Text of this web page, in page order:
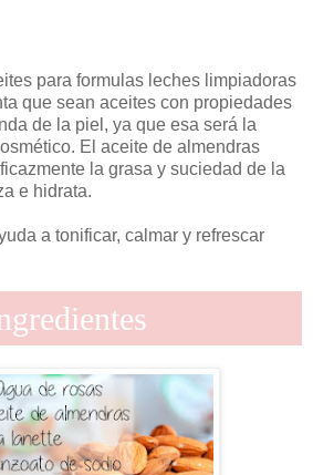
para formulas leches limpiadoras
que sean aceites con propiedades
de la piel, ya que esa será la
El aceite de almendras
la grasa y suciedad de la
e hidrata.
a tonificar, calmar y refrescar